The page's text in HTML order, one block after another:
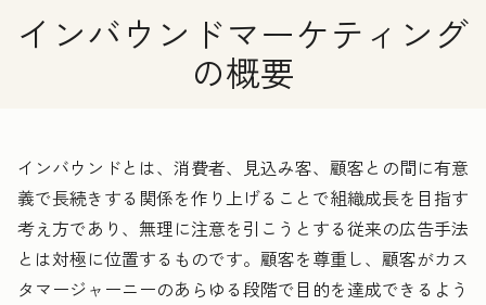
インバウンドマーケティング
の概要
インバウンドとは、消費者、見込み客、顧客との間に有意
義で長続きする関係を作り上げることで組織成長を目指す
考え方であり、無理に注意を引こうとする従来の広告手法
とは対極に位置するものです。顧客を尊重し、顧客がカス
タマージャーニーのあらゆる段階で目的を達成できるよう